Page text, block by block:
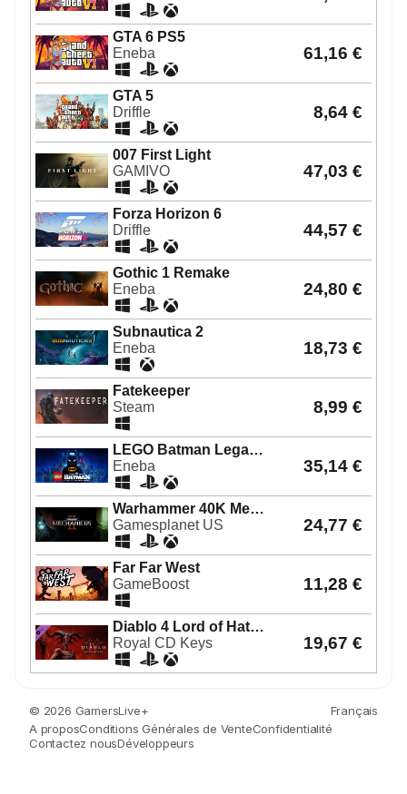
© 2026 GamersLive+
Français
A proposConditions Générales de VenteConfidentialité
Contactez nousDéveloppeurs